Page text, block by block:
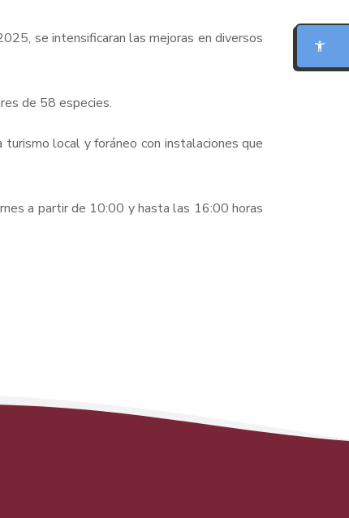
se intensificaran las mejoras en diversos
de 58 especies.
local y foráneo con instalaciones que
a partir de 10:00 y hasta las 16:00 horas
LECTURA PARA DISLEXIA
RESUMIR ESTA PÁGINA